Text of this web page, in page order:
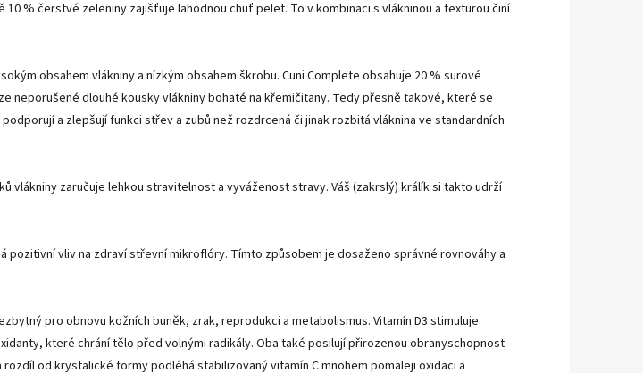
% čerstvé zeleniny zajišťuje lahodnou chuť pelet. To v kombinaci s vlákninou a texturou činí
obsahem vlákniny a nízkým obsahem škrobu. Cuni Complete obsahuje 20 % surové
neporušené dlouhé kousky vlákniny bohaté na křemičitany. Tedy přesně takové, které se
a zlepšují funkci střev a zubů než rozdrcená či jinak rozbitá vláknina ve standardních
vlákniny zaručuje lehkou stravitelnost a vyváženost stravy. Váš (zakrslý) králík si takto udrží
pozitivní vliv na zdraví střevní mikroflóry. Tímto způsobem je dosaženo správné rovnováhy a
pro obnovu kožních buněk, zrak, reprodukci a metabolismus. Vitamín D3 stimuluje
které chrání tělo před volnými radikály. Oba také posilují přirozenou obranyschopnost
od krystalické formy podléhá stabilizovaný vitamín C mnohem pomaleji oxidaci a